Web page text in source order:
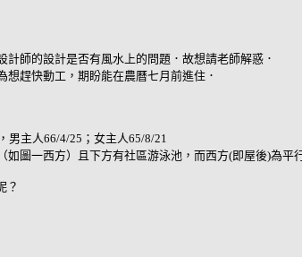
師的設計是否有風水上的問題．故想請老師解惑．
趕快動工，期盼能在農曆七月前進住．
男主人66/4/25；女主人65/8/21
圖一西方）且下方有社區游泳池，而西方(即屋後)為平
？